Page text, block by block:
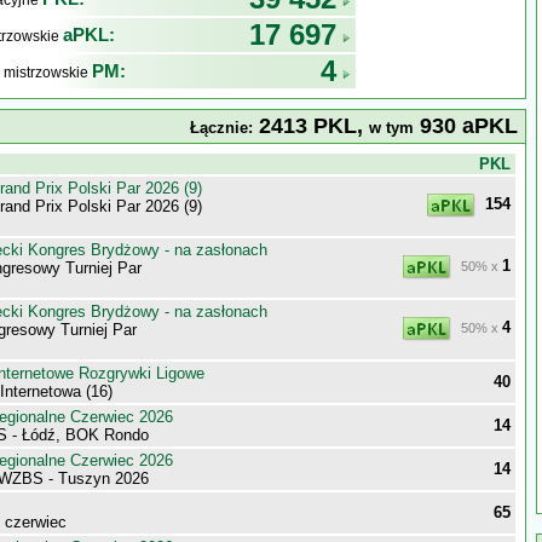
aPKL: 17 697
PM: 4
Łącznie: 2413 PKL, w tym 930 aPKL
PKL
Prix Polski Par 2026 (9)
Prix Polski Par 2026 (9)
154
Kongres Brydżowy - na zasłonach
Turniej Par
50% x 1
Kongres Brydżowy - na zasłonach
Turniej Par
50% x 4
Rozgrywki Ligowe
(16)
40
Czerwiec 2026
- Łódź, BOK Rondo
14
Czerwiec 2026
- Tuszyn 2026
14
czerwiec
65